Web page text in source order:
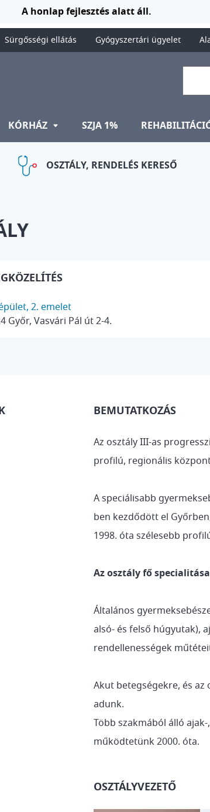
A honlap fejlesztés alatt áll.
Sürgősségi ellátás Gyógyszertári ügyelet
KÓRHÁZ SZJA 1%
OSZTÁLY, RENDELÉS KERESŐ
2. emelet
Győr, Vasvári Pál út 2-4.
BEMUTATKOZÁS
Az osztály III-as
profilú, regionális
A speciálisabb
ben kezdődött el
1998. óta szélesebb
Az osztály fő
Általános
alsó- és felső húgyutak),
rendellenességek
Akut betegségekre, és
adunk.
Több szakmából álló
működtetünk 2000. óta.
OSZTÁLYVEZETŐ